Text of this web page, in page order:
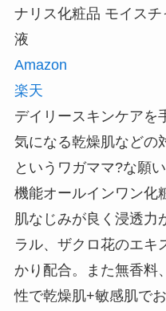
ナリス化粧品 モイス
液
Amazon
楽天
デイリースキンケアを
気になる乾燥肌などの
というワガママ?な願
機能オールインワン化
肌なじみが良く浸透力
ラル、ザクロ花のエキ
かり配合。また無香料
性で乾燥肌+敏感肌で